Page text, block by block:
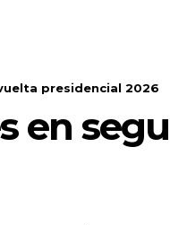
presidencial 2026
en